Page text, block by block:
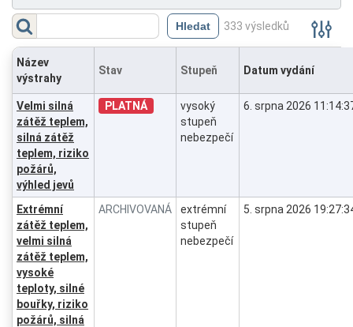
333 výsledků
Filtr
Zobrazit
Název
výstrahy
Stav Stupeň Datum vydání
Velmi silná
zátěž teplem,
silná zátěž
teplem, riziko
požárů,
výhled jevů
PLATNÁ
vysoký
stupeň
nebezpečí
6. srpna 2026
Extrémní
zátěž teplem,
velmi silná
zátěž teplem,
vysoké
teploty, silné
bouřky, riziko
požárů, silná
ARCHIVOVANÁ
extrémní
stupeň
nebezpečí
5. srpna 2026